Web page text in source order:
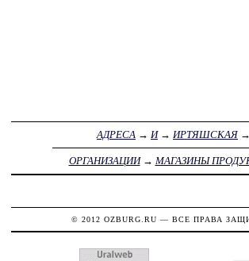
АДРЕСА → И→ ИРТЯШСКАЯ →
ОРГАНИЗАЦИИ→ МАГАЗИНЫ
© 2012 OZBURG.RU — ВСЕ ПРАВА